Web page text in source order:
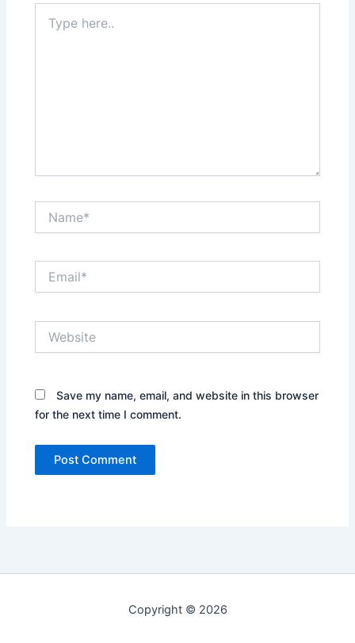
here..
Save my name, email, and website in this browser
for the next time I comment.
Copyright © 2026